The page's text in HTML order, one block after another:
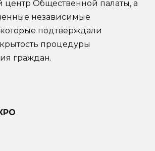
центр Общественной палаты, а
независимые
подтверждали
процедуры
граждан.